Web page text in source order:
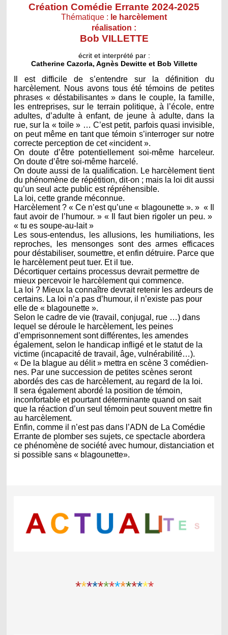
Création Comédie Errante 2024-2025
Thématique : le harcèlement
réalisation :
Bob VILLETTE
écrit et interprété par :
Catherine Cazorla, Agnès Dewitte et Bob Villette
Il est difficile de s’entendre sur la définition du
harcèlement. Nous avons tous été témoins de petites
phrases « déstabilisantes » dans le couple, la famille,
les entreprises, sur le terrain politique, à l’école, entre
adultes, d’adulte à enfant, de jeune à adulte, dans la
rue, sur la « toile » … C’est petit, parfois quasi invisible,
on peut même en tant que témoin s’interroger sur notre
correcte perception de cet «incident ».
On doute d’être potentiellement soi-même harceleur.
On doute d’être soi-même harcelé.
On doute aussi de la qualification. Le harcèlement tient
du phénomène de répétition, dit-on ; mais la loi dit aussi
qu’un seul acte public est répréhensible.
La loi, cette grande méconnue.
Harcèlement ? « Ce n’est qu’une « blagounette ». » « Il
faut avoir de l’humour. » « Il faut bien rigoler un peu. »
« tu es soupe-au-lait »
Les sous-entendus, les allusions, les humiliations, les
reproches, les mensonges sont des armes efficaces
pour déstabiliser, soumettre, et enfin détruire. Parce que
le harcèlement peut tuer. Et il tue.
Décortiquer certains processus devrait permettre de
mieux percevoir le harcèlement qui commence.
La loi ? Mieux la connaître devrait retenir les ardeurs de
certains. La loi n’a pas d’humour, il n’existe pas pour
elle de « blagounette ».
Selon le cadre de vie (travail, conjugal, rue …) dans
lequel se déroule le harcèlement, les peines
d’emprisonnement sont différentes, les amendes
également, selon le handicap infligé et le statut de la
victime (incapacité de travail, âge, vulnérabilité…).
« De la blague au délit » mettra en scène 3 comédien-
nes. Par une succession de petites scènes seront
abordés des cas de harcèlement, au regard de la loi.
Il sera également abordé la position de témoin,
inconfortable et pourtant déterminante quand on sait
que la réaction d’un seul témoin peut souvent mettre fin
au harcèlement.
Enfin, comme il n’est pas dans l’ADN de La Comédie
Errante de plomber ses sujets, ce spectacle abordera
ce phénomène de société avec humour, distanciation et
si possible sans « blagounette».
**************